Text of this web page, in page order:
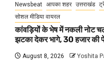
Newsbeat आपका शहर उत्तराखंड
सोशल मीडिया वायरल
कांवड़ियों के भेष में नकली नोट
झटका देकर भागे, 30 हजार की
August 8, 2026 Yoshita